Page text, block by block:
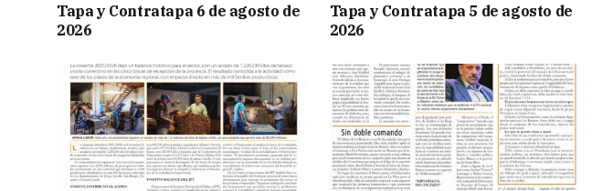
Tapa y Contratapa 6 de agosto de
2026
Tapa y Contratapa 5 de agosto de
2026